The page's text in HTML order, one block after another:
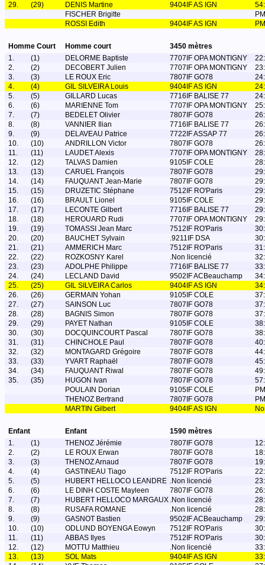
29.
(29) DENIS Martine 9404IF AS IGN
FISCHER Brigitte
PM
ROSSI Edith
9404IF AS IGN PM
Homme Court Homme court
3450 mètres
1.
(1) DELORME Baptiste 7707IF OPA MONTIGNY
2.
(2) DECOBERT Julien 7707IF OPA MONTIGNY
3.
(3) LE ROUX Eric 7807IF GO78
4.
(4) GIL SILVEIRA Louis 9404IF AS IGN
5.
(5) GILLARD Lucas 7716IF BALISE 77
6.
(6) MARIENNE Tom 7707IF OPA MONTIGNY
7.
(7) BEDELET Olivier 7807IF GO78
8.
(8) VANNIER Ilian 7716IF BALISE 77
9.
(9) DELAVEAU Patrice 7722IF ASSAP 77
10.
(10) ANDRILLON Victor 7807IF GO78
11.
(11) LAUDET Alexis 7707IF OPA MONTIGNY
12.
(12) TALVAS Damien 9105IF COLE
13.
(13) CARUEL François 7807IF GO78
14.
(14) FAUQUANT Jean-Marie 7807IF GO78
15.
(15) DRUZETIC Stéphane 7512IF RO'Paris
16.
(16) BRAULT Lionel 9105IF COLE
17.
(17) LECONTE Gilbert 7716IF BALISE 77
18.
(18) HEROUARD Rudi 7707IF OPA MONTIGNY
19.
(19) TOMASSI Jean Marc 7512IF RO'Paris
20.
(20) BAUCHET Sylvain .9211IF DSA
21.
(21) AMMERICH Marc 7512IF RO'Paris
22.
(22) ROZKOSNY Karel .Non licencié
23.
(23) ADOLPHE Philippe 7716IF BALISE 77
24.
(24) LECLAND David 9502IF ACBeauchamp
25.
(25) GIL SILVEIRA Carlos 9404IF AS IGN
26.
(26) GERMAIN Yohan 9105IF COLE
27.
(27) SAINSON Luc 7807IF GO78
28.
(28) BAGNIS Simon 7807IF GO78
29.
(29) PAYET Nathan 9105IF COLE
30.
(30) DOCQUINCOURT Pascal 7807IF GO78
31.
(31) CHINCHOLE Paul 7807IF GO78
32.
(32) MONTAGARD Grégoire 7807IF GO78
33.
(33) YVART Raphaël 7807IF GO78
34.
(34) FAUQUANT Riwal 7807IF GO78
35.
(35) HUGON Ivan 7807IF GO78
POULAIN Dorian
9105IF COLE
PM
THENOZ Bertrand
7807IF GO78
PM
MARTIN Gilbert
9404IF AS IGN
Enfant Enfant
1590 mètres
1.
(1) THENOZ Jérémie 7807IF GO78
2.
(2) LE ROUX Erwan 7807IF GO78
3.
(3) THENOZ Arnaud 7807IF GO78
4.
(4) GASTINEAU Tiago 7512IF RO'Paris
5.
(5) HUBERT HELLOCO LEANDRE .Non licencié
6.
(6) LE DINH COSTE Mayleen 7807IF GO78
7.
(7) HUBERT HELLOCO MARGAUX .Non licencié
8.
(8) RUSAFA ROMANE .Non licencié
9.
(9) GASNOT Bastien 9502IF ACBeauchamp
10.
(10) ODLUND BOYENGA Eowyn 7512IF RO'Paris
11.
(11) ABBAS Ilyes 7512IF RO'Paris
12.
(12) MOTTU Matthieu .Non licencié
13.
(13) SOL Mats 9404IF AS IGN